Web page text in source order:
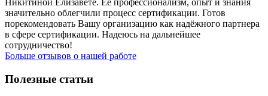
Никитиной Елизавете. Ее профессионализм, опыт и знания
значительно облегчили процесс сертификации. Готов
порекомендовать Вашу организацию как надёжного партнера
в сфере сертификации. Надеюсь на дальнейшее
сотрудничество!
Больше отзывов о нашей работе
Полезные статьи